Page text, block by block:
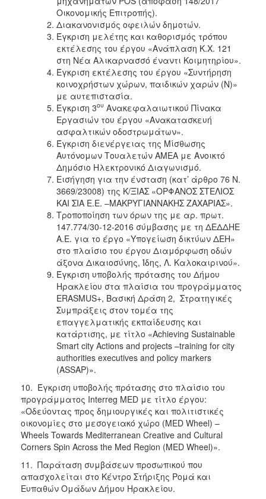
ΠΟΛΙΤΙΣΜΟΣ
Οικονομικής Επιτροπής).
Διακανονισμός οφειλών δημοτών.
Έγκριση μελέτης και καθορισμός τρόπου
εκτέλεσης του έργου «Ανάπλαση Κ.Χ. 121
στη Νέα Αλικαρνασσό έναντι Κοιμητηρίου».
Έγκριση εκτέλεσης του έργου «Συντήρηση
κοινοχρήστων χώρων, παιδικών χαρών (Ν)»
με αυτεπιστασία.
Έγκριση 3ου Ανακεφαλαιωτικού Πίνακα
Εργασιών του έργου «Ανακατασκευή
ασφαλτικών οδοστρωμάτων».
Έγκριση διενέργειας της Μίσθωσης
Αυτόνομων Τουαλετών ΑΜΕΑ με Ανοικτό
Δημόσιο Ηλεκτρονικό Διαγωνισμό.
Εισήγηση για την ένσταση (κατ’ άρθρο 76 Ν.
3669/23008) της Κ/ΞΙΑΣ «ΟΡΦΑΝΟΣ ΣΤΕΛΙΟΣ
ΚΑΙ ΣΙΑ Ε.Ε. –ΜΑΚΡΥΓΙΑΝΝΑΚΗΣ ΖΑΧΑΡΙΑΣ».
Τροποποίηση των όρων της με αρ. πρωτ.
147.774/30-12-2016 σύμβασης με τη ΔΕΔΔΗΕ
Α.Ε. για το έργο «Υπογείωση δικτύων ΔΕΗ»
στο πλαίσιο του έργου Διαμόρφωση οδών
άξονα Δικαιοσύνης, Ίδης, Λ. Καλοκαιρινού».
Έγκριση υποβολής πρότασης του Δήμου
Ηρακλείου στα πλαίσια του προγράμματος
ERASMUS+, Βασική Δράση 2, Στρατηγικές
Συμπράξεις στον τομέα της
επαγγελματικής εκπαίδευσης και
κατάρτισης, με τίτλο «Achieving Sustainable
Smart city Actions and projects –training for city
authorities executives and policy markers
(ASSAP)».
10. Έγκριση υποβολής πρότασης στο πλαίσιο του
προγράμματος Interreg MED με τίτλο έργου:
«Οδεύοντας προς δημιουργικές και πολιτιστικές
οικονομίες στο μεσογειακό χώρο (MED Wheel) –
Wheels Towards Mediterranean Creative and Cultural
Corners Spin Across the Med Region (MED Wheel)».
11. Παράταση συμβάσεων προσωπικού που
απασχολείται στο Κέντρο Στήριξης Ρομά και
Ευπαθών Ομάδων Δήμου Ηρακλείου.